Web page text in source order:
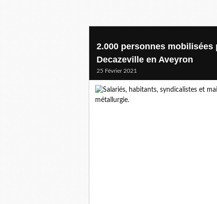
2.000 personnes
Decazeville en Aveyron
25 Février 2021